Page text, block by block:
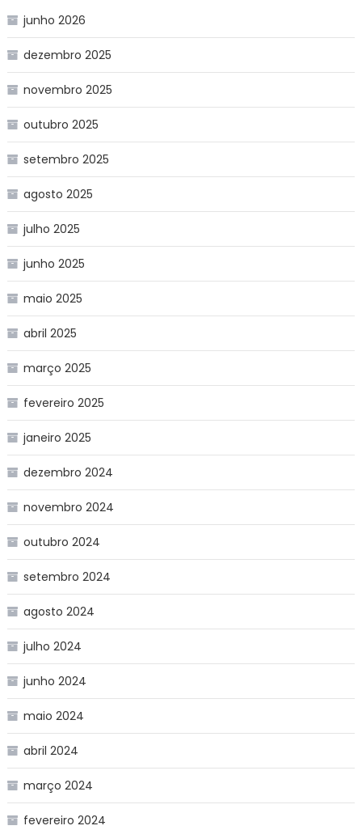
junho 2026
dezembro 2025
novembro 2025
outubro 2025
setembro 2025
agosto 2025
julho 2025
junho 2025
maio 2025
abril 2025
março 2025
fevereiro 2025
janeiro 2025
dezembro 2024
novembro 2024
outubro 2024
setembro 2024
agosto 2024
julho 2024
junho 2024
maio 2024
abril 2024
março 2024
fevereiro 2024